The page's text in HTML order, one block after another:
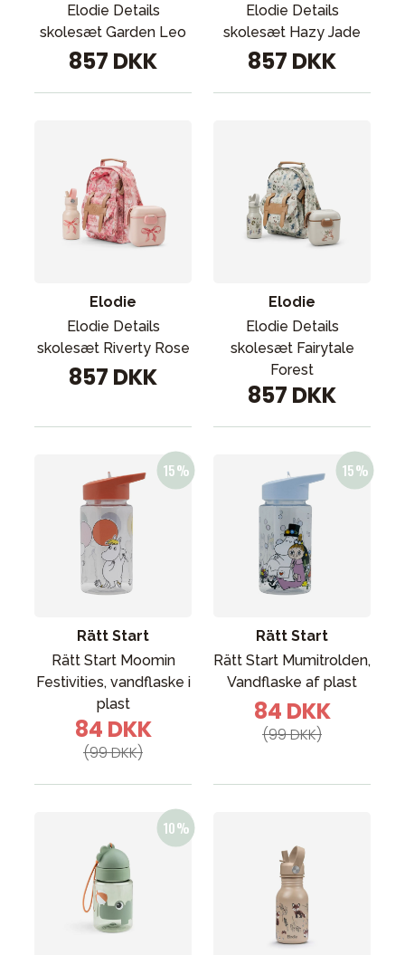
Elodie Details
skolesæt Garden Leo
857 DKK
Elodie Details
skolesæt Hazy Jade
857 DKK
Elodie
Elodie Details
skolesæt Riverty Rose
857 DKK
Elodie
Elodie Details
skolesæt Fairytale
Forest
857 DKK
Rätt Start
Rätt Start Moomin
Festivities, vandflaske i
plast
84 DKK
(99 DKK)
Rätt Start
Rätt Start Mumitrolden,
Vandflaske af plast
84 DKK
(99 DKK)
Tips til gaver
Vores favoritter
Sol og svømning Outlet
Guide
Kontakt os på
Vores butik